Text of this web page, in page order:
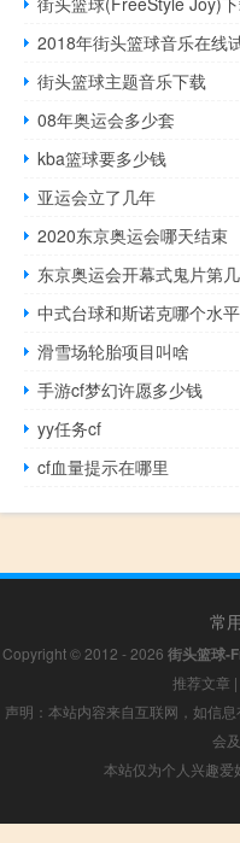
2018年街头篮球音乐在线
街头篮球主题音乐下载
08年奥运会多少套
kba篮球要多少钱
亚运会立了几年
2020东京奥运会哪天结束
东京奥运会开幕式鬼片第
中式台球和斯诺克哪个水
滑雪场轮胎项目叫啥
手游cf梦幻许愿多少钱
yy任务cf
cf血量提示在哪里
常
Copyright © 2012 - 2026 街头篮球-
推荐文章 |
声明：本站内容来自互联网，如信
会
本站仅为个人兴趣爱